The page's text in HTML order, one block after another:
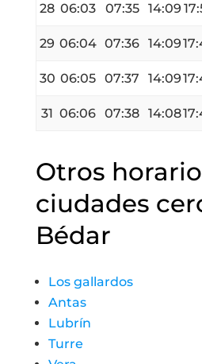
28 06:03 07:35 14:09
29 06:04 07:36 14:09
30 06:05 07:37 14:09
31 06:06 07:38 14:08
Otros
ciudades
Bédar
Los gallardos
Antas
Lubrín
Turre